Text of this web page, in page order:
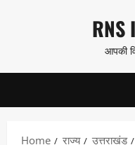
content
RNS
आपकी
Home राज्य उत्तराखंड